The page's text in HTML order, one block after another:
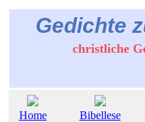
Gedichte
christliche
Home Bibellese